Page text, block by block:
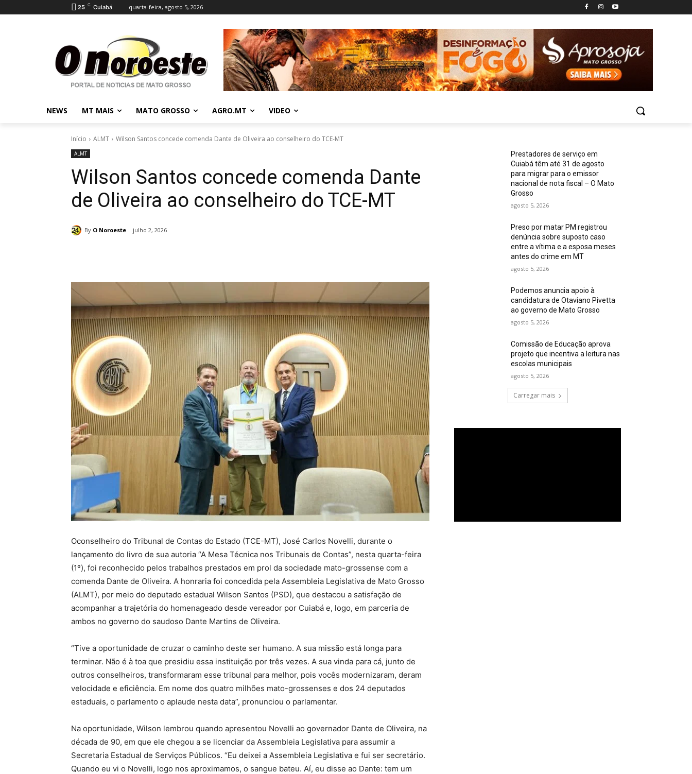
25 C Cuiabá quarta-feira, agosto 5, 2026
NEWS MT MAIS MATO GROSSO AGRO.MT VIDEO
Início ALMT Wilson Santos concede comenda Dante de Oliveira ao conselheiro do TCE-MT
ALMT
Wilson Santos concede comenda Dante
de Oliveira ao conselheiro do TCE-MT
By O Noroeste julho 2, 2026
Oconselheiro do Tribunal de Contas do Estado (TCE-MT), José Carlos Novelli, durante o
lançamento do livro de sua autoria “A Mesa Técnica nos Tribunais de Contas”, nesta quarta-feira
(1º), foi reconhecido pelos trabalhos prestados em prol da sociedade mato-grossense com a
comenda Dante de Oliveira. A honraria foi concedida pela Assembleia Legislativa de Mato Grosso
(ALMT), por meio do deputado estadual Wilson Santos (PSD), que destacou a satisfação de
acompanhar a trajetória do homenageado desde vereador por Cuiabá e, logo, em parceria de
ambos no governo do saudoso Dante Martins de Oliveira.
“Tive a oportunidade de cruzar o caminho deste ser humano. A sua missão está longa para
terminar. Não é à toa que presidiu essa instituição por três vezes. A sua vinda para cá, junto de
outros conselheiros, transformaram esse tribunal para melhor, pois vocês modernizaram, deram
velocidade e eficiência. Em nome dos quatro milhões mato-grossenses e dos 24 deputados
estaduais, o parlamento o aplaude nesta data”, pronunciou o parlamentar.
Na oportunidade, Wilson lembrou quando apresentou Novelli ao governador Dante de Oliveira, na
década de 90, em que ele chegou a se licenciar da Assembleia Legislativa para assumir a
Secretaria Estadual de Serviços Públicos. “Eu deixei a Assembleia Legislativa e fui ser secretário.
Quando eu vi o Novelli, logo nos aproximamos, o sangue bateu. Aí, eu disse ao Dante: tem um
Prestadores de serviço em
Cuiabá têm até 31 de agosto
para migrar para o emissor
nacional de nota fiscal – O Mato
Grosso
agosto 5, 2026
Preso por matar PM registrou
denúncia sobre suposto caso
entre a vítima e a esposa meses
antes do crime em MT
agosto 5, 2026
Podemos anuncia apoio à
candidatura de Otaviano Pivetta
ao governo de Mato Grosso
agosto 5, 2026
Comissão de Educação aprova
projeto que incentiva a leitura nas
escolas municipais
agosto 5, 2026
Carregar mais